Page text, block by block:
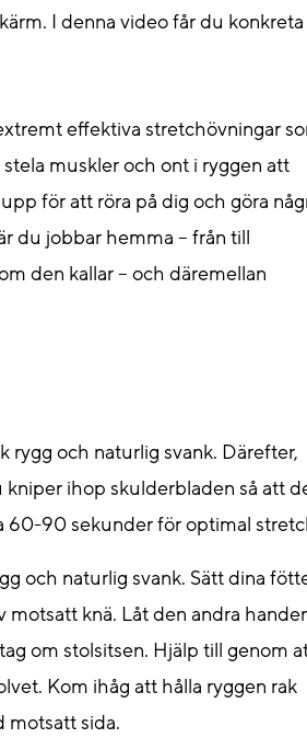
I denna video får du konkreta
effektiva stretchövningar
muskler och ont i ryggen att
för att röra på dig och göra
du jobbar hemma – från till
den kallar – och däremellan
rygg och naturlig svank. Därefter,
ihop skulderbladen så att
60-90 sekunder för optimal
och naturlig svank. Sätt dina
knä. Låt den andra
om stolsitsen. Hjälp till genom
Kom ihåg att hålla ryggen rak
motsatt sida.